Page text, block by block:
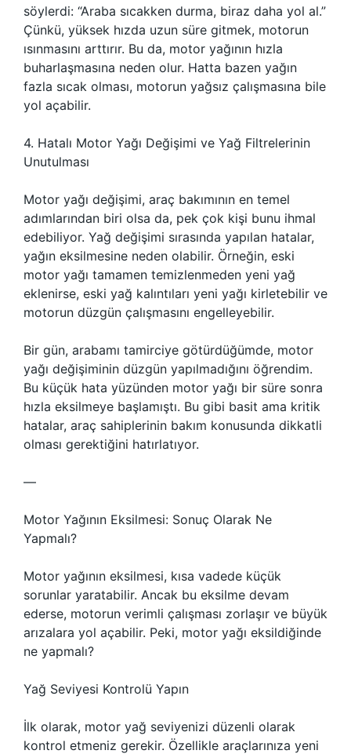
söylerdi: “Araba sıcakken durma, biraz daha yol al.”
Çünkü, yüksek hızda uzun süre gitmek, motorun
ısınmasını arttırır. Bu da, motor yağının hızla
buharlaşmasına neden olur. Hatta bazen yağın
fazla sıcak olması, motorun yağsız çalışmasına bile
yol açabilir.
4. Hatalı Motor Yağı Değişimi ve Yağ Filtrelerinin
Unutulması
Motor yağı değişimi, araç bakımının en temel
adımlarından biri olsa da, pek çok kişi bunu ihmal
edebiliyor. Yağ değişimi sırasında yapılan hatalar,
yağın eksilmesine neden olabilir. Örneğin, eski
motor yağı tamamen temizlenmeden yeni yağ
eklenirse, eski yağ kalıntıları yeni yağı kirletebilir ve
motorun düzgün çalışmasını engelleyebilir.
Bir gün, arabamı tamirciye götürdüğümde, motor
yağı değişiminin düzgün yapılmadığını öğrendim.
Bu küçük hata yüzünden motor yağı bir süre sonra
hızla eksilmeye başlamıştı. Bu gibi basit ama kritik
hatalar, araç sahiplerinin bakım konusunda dikkatli
olması gerektiğini hatırlatıyor.
—
Motor Yağının Eksilmesi: Sonuç Olarak Ne
Yapmalı?
Motor yağının eksilmesi, kısa vadede küçük
sorunlar yaratabilir. Ancak bu eksilme devam
ederse, motorun verimli çalışması zorlaşır ve büyük
arızalara yol açabilir. Peki, motor yağı eksildiğinde
ne yapmalı?
Yağ Seviyesi Kontrolü Yapın
İlk olarak, motor yağ seviyenizi düzenli olarak
kontrol etmeniz gerekir. Özellikle araçlarınıza yeni